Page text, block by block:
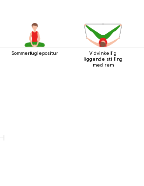
Sommerfuglepositur
Vidvinkellig
liggende stilling
med rem